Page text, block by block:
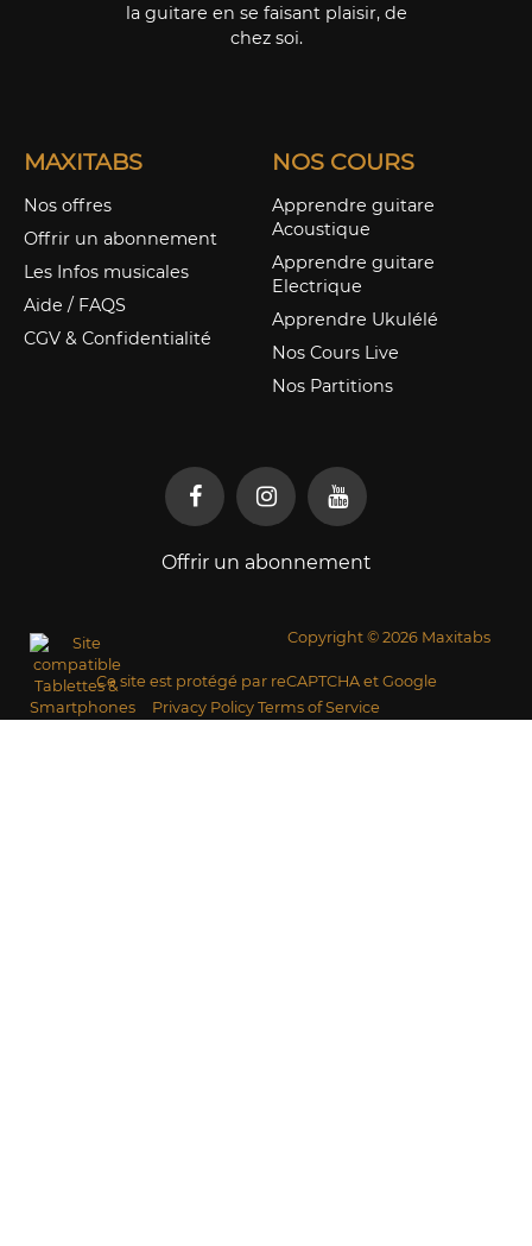
la guitare en se faisant plaisir, de
chez soi.
MAXITABS
Nos offres
Offrir un abonnement
Les Infos musicales
Aide / FAQS
CGV & Confidentialité
NOS COURS
Apprendre guitare
Acoustique
Apprendre guitare
Electrique
Apprendre Ukulélé
Nos Cours Live
Nos Partitions
Offrir un abonnement
Copyright © 2026 Maxitabs
Ce site est protégé par reCAPTCHA et Google
Privacy Policy Terms of Service